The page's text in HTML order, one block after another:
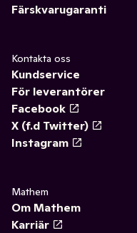
Färskvarugaranti
Kontakta oss
Kundservice
För leverantörer
Facebook
X (f.d Twitter)
Instagram
Mathem
Om Mathem
Karriär